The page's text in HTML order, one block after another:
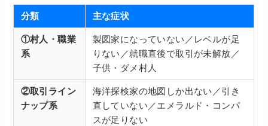
分類 主な症状
①村人・職業
系
製図家になっていない／レベルが足
りない／就職直後で取引が未解放／
子供・ダメ村人
②取引ライン
ナップ系
海洋探検家の地図しか出ない／引き
直していない／エメラルド・コンパ
スが足りない